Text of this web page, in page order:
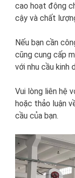
cao hoạt động
cậy và chất
Nếu bạn cần
cũng cung cấp
với nhu cầu kinh
Vui lòng liên hệ
hoặc thảo luận
cầu của bạn.